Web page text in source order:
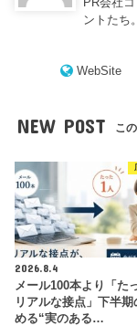
ントたち。
WebSite
NEW POST こ
2026.8.4
メール100本より「た
リアルな接点」下半
める“実のある…